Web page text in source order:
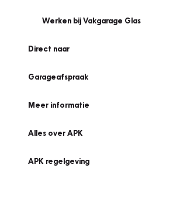
Werken bij Vakgarage Glas
Direct naar
Garageafspraak
Meer informatie
Alles over APK
APK regelgeving